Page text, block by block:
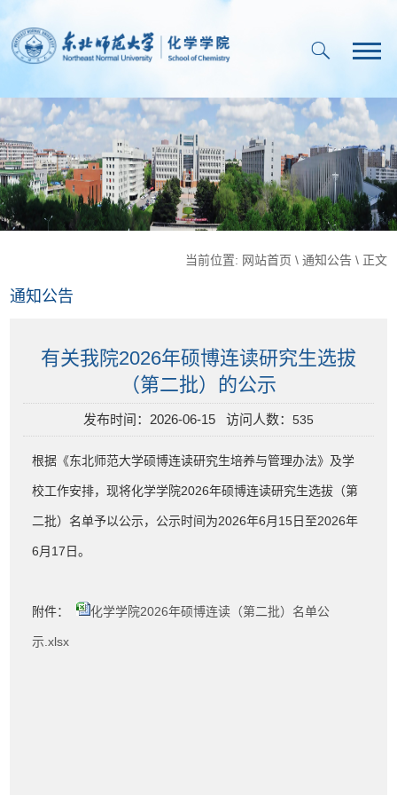
当前位置: 网站首页 \ 通知公告\ 正文
通知公告
有关我院2026年硕博连读研究生选拔
（第二批）的公示
发布时间：2026-06-15 访问人数： 535
根据《东北师范大学硕博连读研究生培养与管理办法》及学
校工作安排，现将化学学院2026年硕博连读研究生选拔（第
二批）名单予以公示，公示时间为2026年6月15日至2026年
6月17日。
附件： 化学学院2026年硕博连读（第二批）名单公
示.xlsx